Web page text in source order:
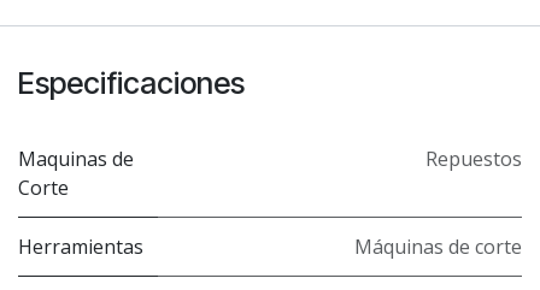
Especificaciones
Maquinas de
Corte
Repuestos
Herramientas Máquinas de corte